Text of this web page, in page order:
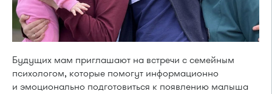
Будущих мам приглашают на встречи с семейным
психологом, которые помогут информационно
и эмоционально подготовиться к появлению малыша